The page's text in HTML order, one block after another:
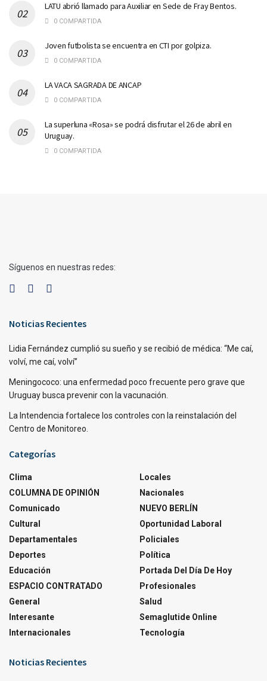
LATU abrió llamado para Auxiliar en Sede de Fray Bentos.
0 COMPARTIDA
Joven futbolista se encuentra en CTI por golpiza.
0 COMPARTIDA
LA VACA SAGRADA DE ANCAP
0 COMPARTIDA
La superluna «Rosa» se podrá disfrutar el 26 de abril en
Uruguay.
0 COMPARTIDA
Síguenos en nuestras redes:
Noticias Recientes
Lidia Fernández cumplió su sueño y se recibió de médica: “Me caí,
volví, me caí, volví”
Meningococo: una enfermedad poco frecuente pero grave que
Uruguay busca prevenir con la vacunación.
La Intendencia fortalece los controles con la reinstalación del
Centro de Monitoreo.
Categorías
Clima
COLUMNA DE OPINIÓN
Comunicado
Cultural
Departamentales
Deportes
Educación
ESPACIO CONTRATADO
General
Interesante
Internacionales
Locales
Nacionales
NUEVO BERLÍN
Oportunidad Laboral
Policiales
Política
Portada Del Día De Hoy
Profesionales
Salud
Semaglutide Online
Tecnología
Noticias Recientes